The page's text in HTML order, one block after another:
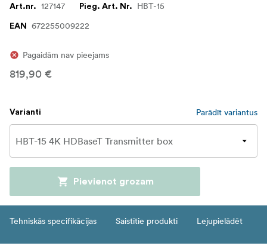
Art.nr. 127147 Pieg. Art. Nr. HBT-15
EAN 672255009222
Pagaidām nav pieejams
819,90 €
Varianti Parādīt variantus
Pievienot grozam
Tehniskās specifikācijas Saistītie produkti Lejupielādēt